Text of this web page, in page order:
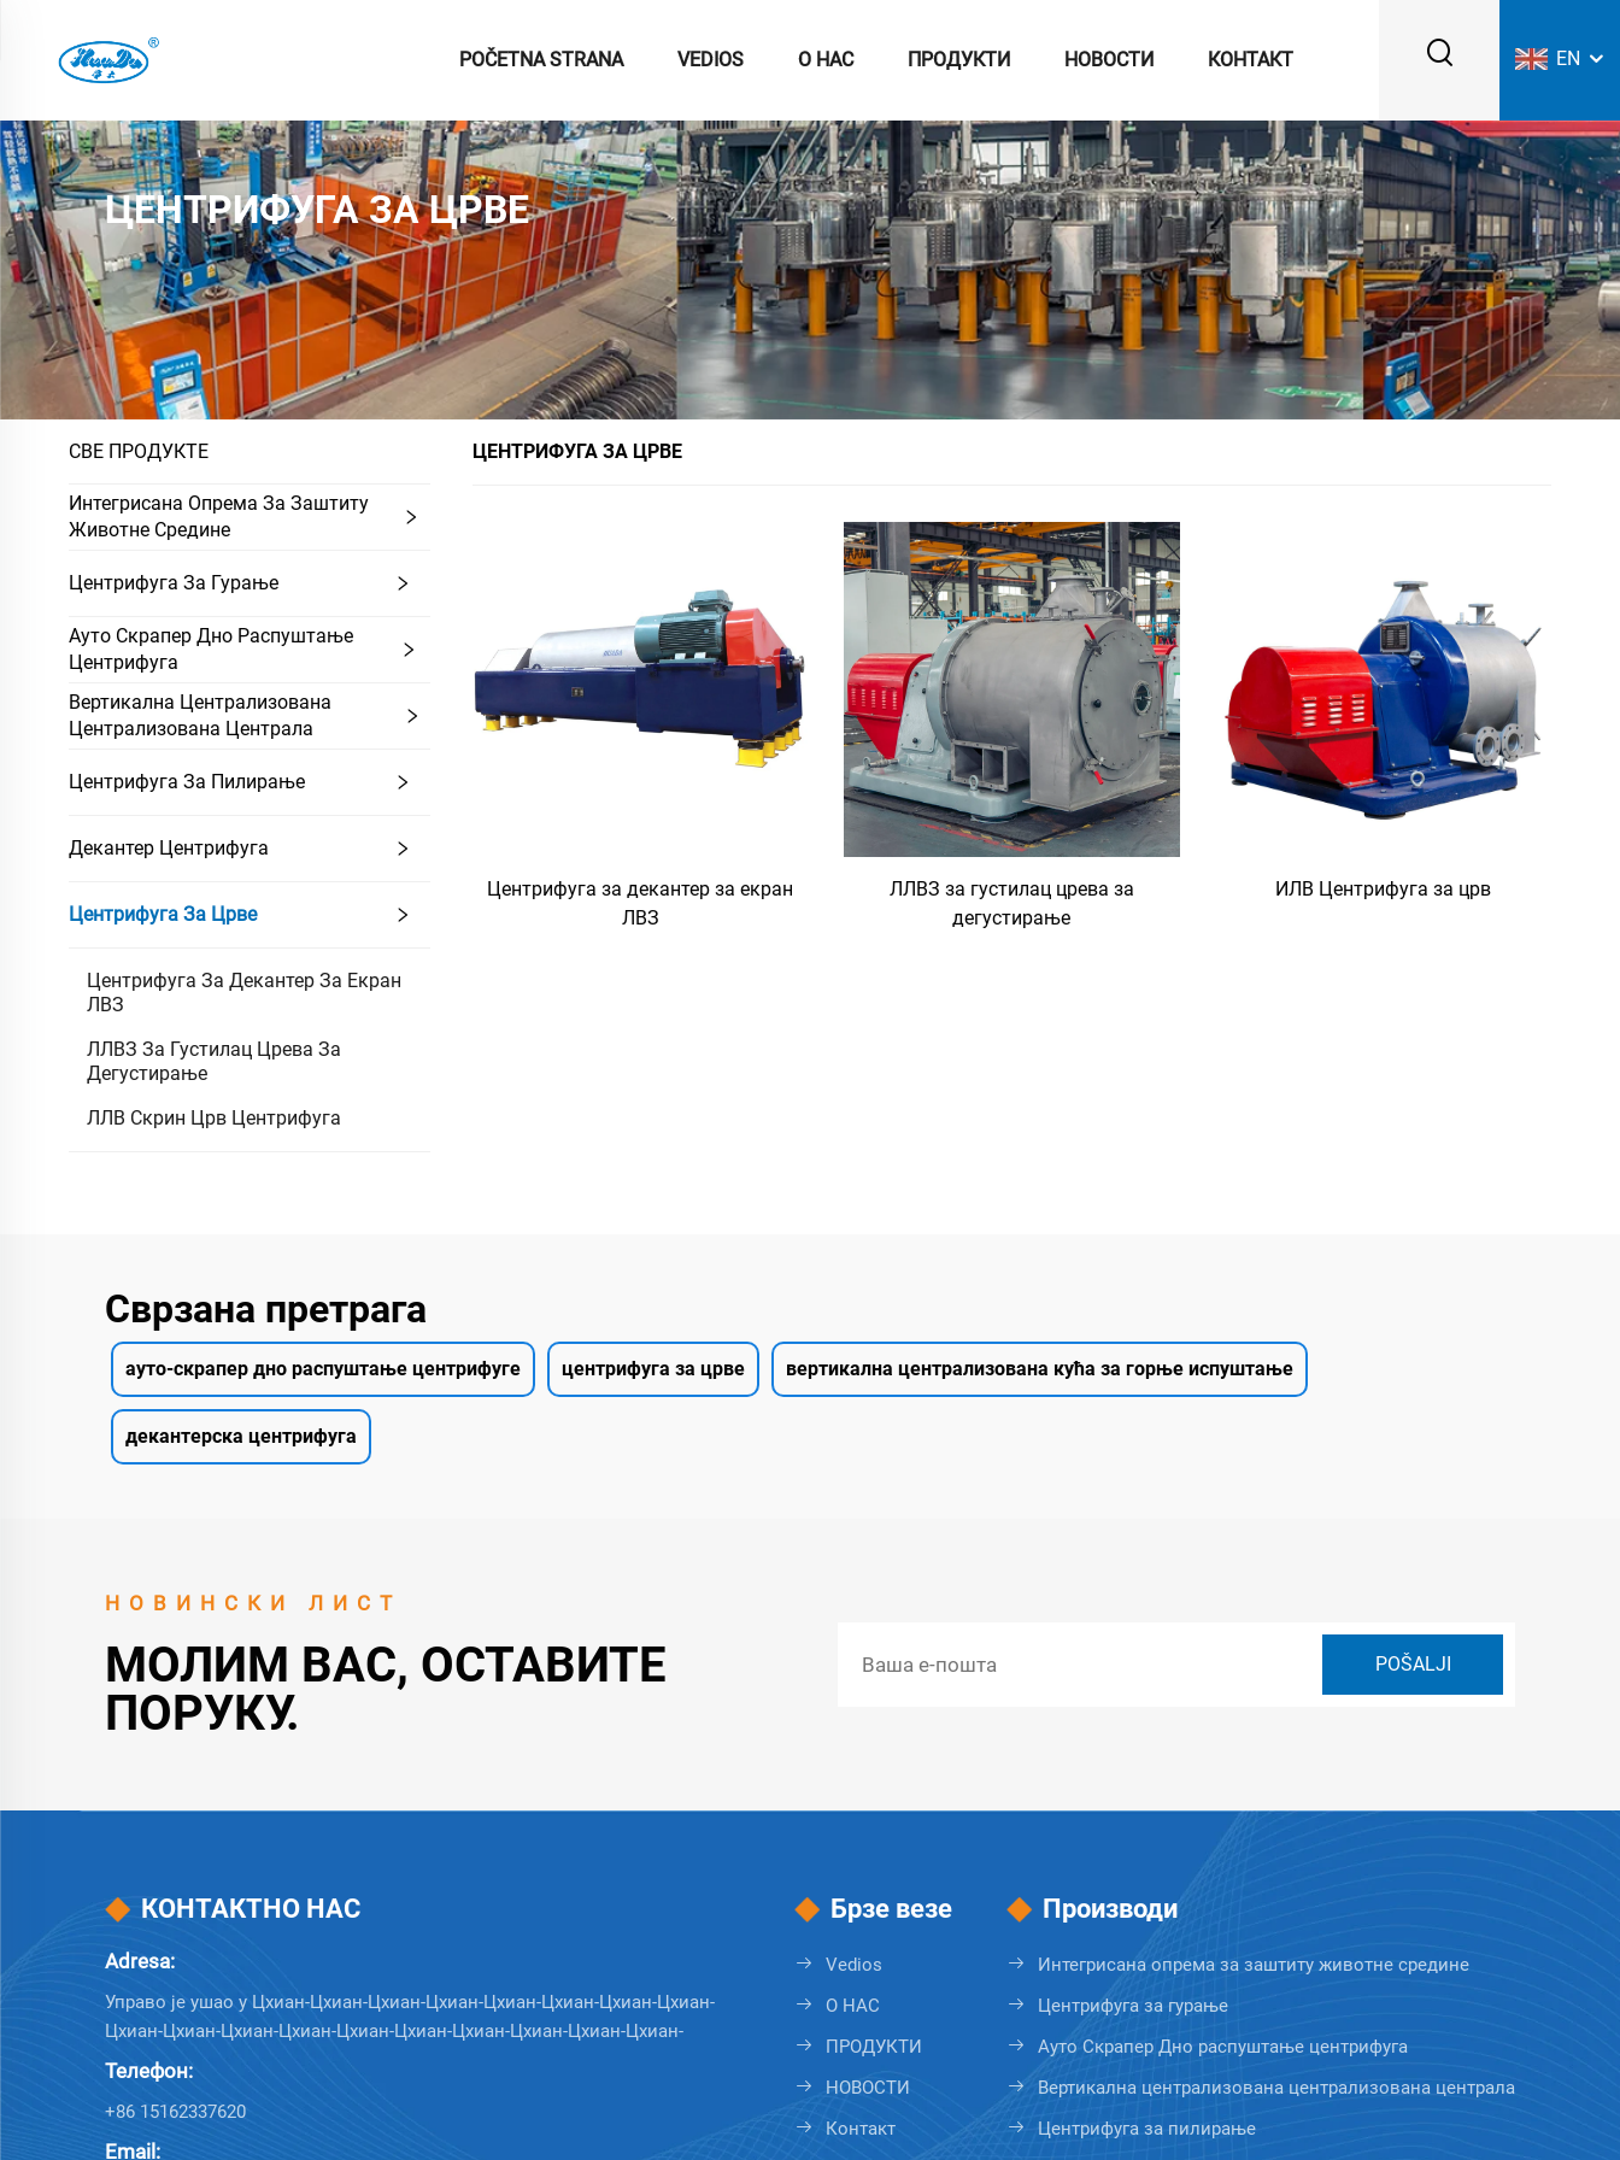
POČETNA STRANA VEDIOS О НАС ПРОДУКТИ НОВОСТИ КОНТАКТ EN
ЦЕНТРИФУГА ЗА ЦРВЕ
СВЕ ПРОДУКТЕ
Интегрисана Опрема За Заштиту
Животне Средине
Центрифуга За Гурање
Ауто Скрапер Дно Распуштање
Центрифуга
Вертикална Централизована
Централизована Централа
Центрифуга За Пилирање
Декантер Центрифуга
Центрифуга За Црве
Центрифуга За Декантер За Екран
ЛВЗ
ЛЛВЗ За Густилац Црева За
Дегустирање
ЛЛВ Скрин Црв Центрифуга
ЦЕНТРИФУГА ЗА ЦРВЕ
Центрифуга за декантер за екран
ЛВЗ
ЛЛВЗ за густилац црева за
дегустирање
ИЛВ Центрифуга за црв
Сврзана претрага
ауто-скрапер дно распуштање центрифуге центрифуга за црве вертикална централизована кућа за горње испуштање
декантерска центрифуга
НОВИНСКИ ЛИСТ
МОЛИМ ВАС, ОСТАВИТЕ
ПОРУКУ.
КОНТАКТНО НАС
Adresa:
Управо је ушао у Цхиан-Цхиан-Цхиан-Цхиан-Цхиан-Цхиан-Цхиан-Цхиан-
Цхиан-Цхиан-Цхиан-Цхиан-Цхиан-Цхиан-Цхиан-Цхиан-Цхиан-Цхиан-
Телефон:
+86 15162337620
Email:
Брзе везе
Vedios
О НАС
ПРОДУКТИ
НОВОСТИ
Контакт
Производи
Интегрисана опрема за заштиту животне средине
Центрифуга за гурање
Ауто Скрапер Дно распуштање центрифуга
Вертикална централизована централизована централа
Центрифуга за пилирање